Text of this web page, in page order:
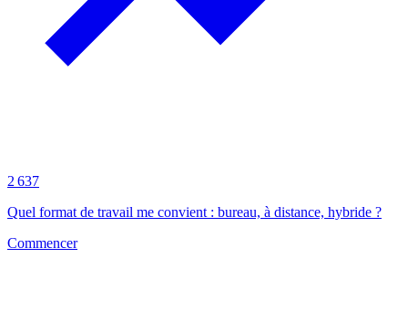
2 637
Quel format de travail me convient : bureau, à distance, hybride ?
Commencer